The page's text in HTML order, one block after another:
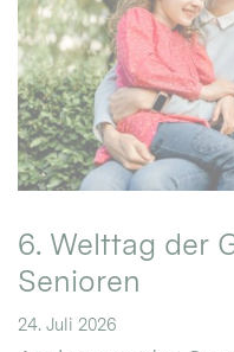
6. Welttag der
Senioren
24. Juli 2026